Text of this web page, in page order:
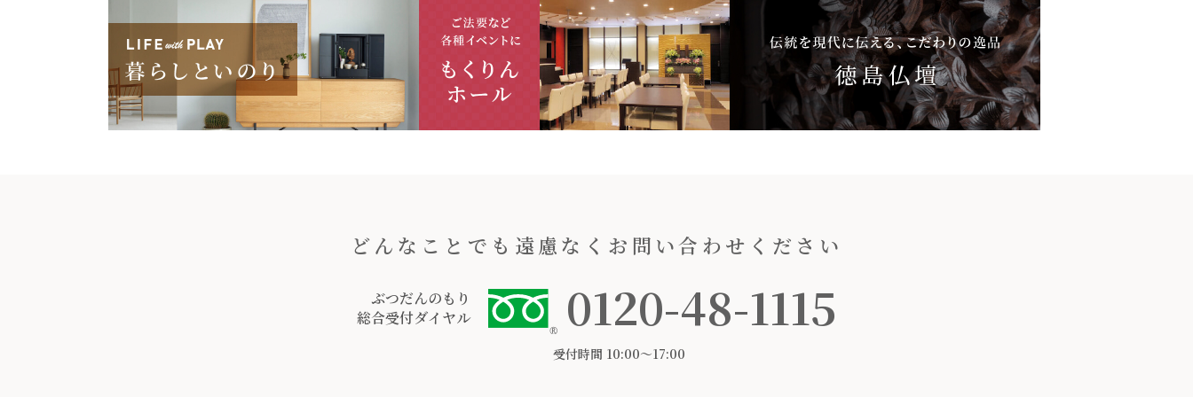
どんなことでも遠慮なくお問い合わせください
ぶつだんのもり
総合受付ダイヤル
0120-48-1115
受付時間 10:00〜17:00